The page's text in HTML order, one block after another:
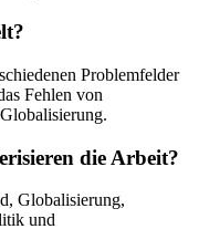
Problemfelder
Fehlen von
die Arbeit?
Globalisierung,
und